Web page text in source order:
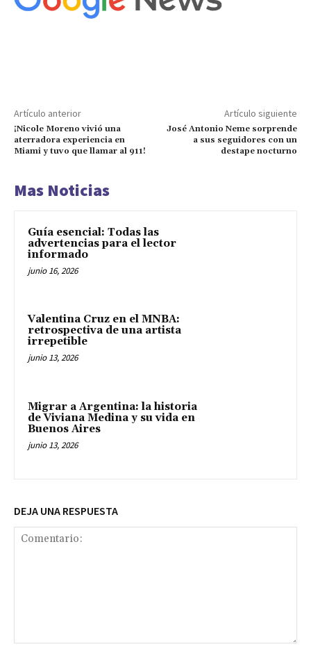
Artículo anterior
¡Nicole Moreno vivió una
aterradora experiencia en
Miami y tuvo que llamar al 911!
Artículo siguiente
José Antonio Neme sorprende
a sus seguidores con un
destape nocturno
Mas Noticias
Guía esencial: Todas las
advertencias para el lector
informado
junio 16, 2026
Valentina Cruz en el MNBA:
retrospectiva de una artista
irrepetible
junio 13, 2026
Migrar a Argentina: la historia
de Viviana Medina y su vida en
Buenos Aires
junio 13, 2026
DEJA UNA RESPUESTA